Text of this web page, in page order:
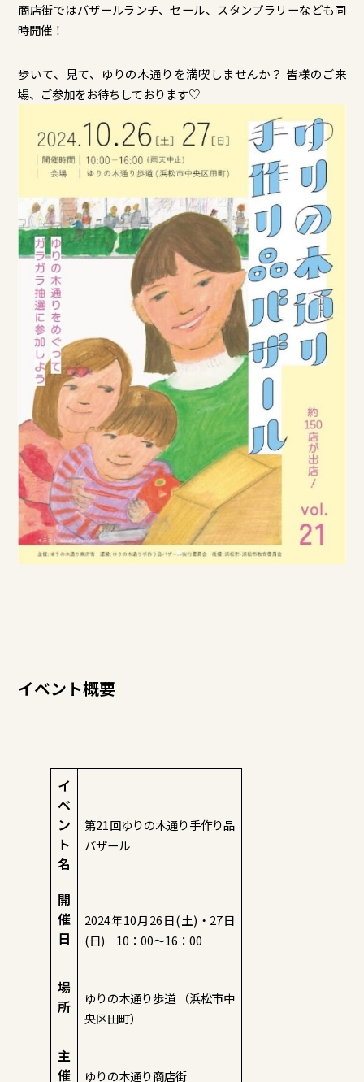
商店街ではバザールランチ、セール、スタンプラリーなども同
時開催！
歩いて、見て、ゆりの木通りを満喫しませんか？ 皆様のご来
場、ご参加をお待ちしております♡
イベント概要
イ
ベ
ン
ト
名
第21回ゆりの木通り手作り品
バザール
開
催
日
2024年10月26日(土)・27日
(日) 10：00～16：00
場
所
ゆりの木通り歩道 （浜松市中
央区田町）
主
催
ゆりの木通り商店街